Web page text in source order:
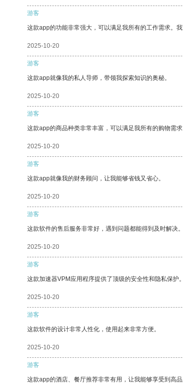
游客
这款app的功能非常强大，可以满足我所有的工作需求。
2025-10-20
游客
这款app就像我的私人导师，带领我探索知识的奥秘。
2025-10-20
游客
这款app的商品种类非常丰富，可以满足我所有的购物需求
2025-10-20
游客
这款app就像我的财务顾问，让我能够省钱又省心。
2025-10-20
游客
这款软件的售后服务非常好，遇到问题都能得到及时解决。
2025-10-20
游客
这款加速器VPM应用程序提供了顶级的安全性和隐私保护。
2025-10-20
游客
这款软件的设计非常人性化，使用起来非常方便。
2025-10-20
游客
这款app的酒店、餐厅推荐非常有用，让我能够享受到高品